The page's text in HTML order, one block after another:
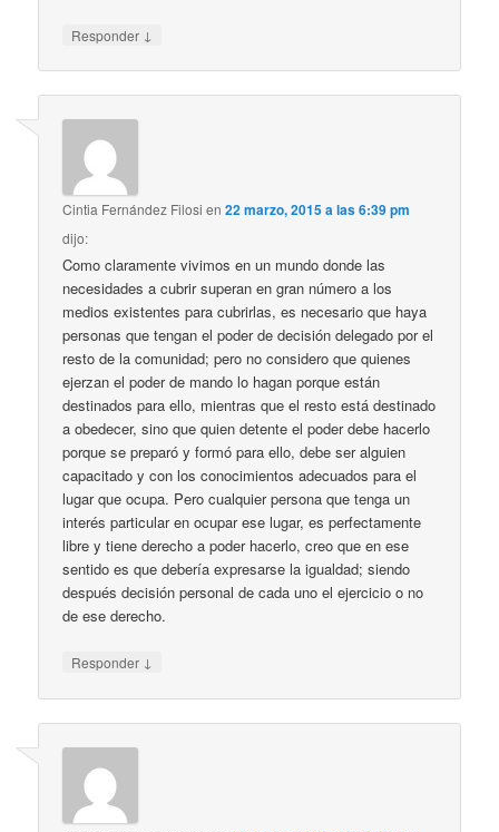
Responder ↓
Cintia Fernández Filosi en22 marzo, 2015 a las 6:39 pm
dijo:
Como claramente vivimos en un mundo donde las
necesidades a cubrir superan en gran número a los
medios existentes para cubrirlas, es necesario que haya
personas que tengan el poder de decisión delegado por el
resto de la comunidad; pero no considero que quienes
ejerzan el poder de mando lo hagan porque están
destinados para ello, mientras que el resto está destinado
a obedecer, sino que quien detente el poder debe hacerlo
porque se preparó y formó para ello, debe ser alguien
capacitado y con los conocimientos adecuados para el
lugar que ocupa. Pero cualquier persona que tenga un
interés particular en ocupar ese lugar, es perfectamente
libre y tiene derecho a poder hacerlo, creo que en ese
sentido es que debería expresarse la igualdad; siendo
después decisión personal de cada uno el ejercicio o no
de ese derecho.
Responder ↓